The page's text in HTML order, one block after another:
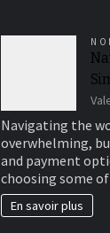
Navigating the
overwhelming,
and payment
choosing some
En savoir plus